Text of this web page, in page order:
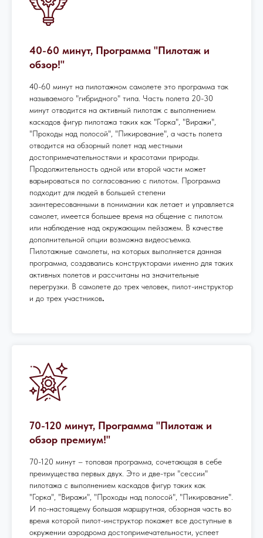
40-60 минут, Программа "Пилотаж и
обзор!"
40-60 минут на пилотажном самолете это программа так
называемого "гибридного" типа. Часть полета 20-30
минут отводится на активный пилотаж с выполнением
каскадов фигур пилотажа таких как "Горка", "Виражи",
"Проходы над полосой", "Пикирование", а часть полета
отводится на обзорный полет над местными
достопримечательностями и красотами природы.
Продолжительность одной или второй части может
варьироваться по согласованию с пилотом. Программа
подходит для людей в большей степени
заинтересованными в понимании как летает и управляется
самолет, имеется большее время на общение с пилотом
или наблюдение над окружающим пейзажем. В качестве
дополнительной опции возможна видеосъемка.
Пилотажные самолеты, на которых выполняется данная
программа, создавались конструкторами именно для таких
активных полетов и рассчитаны на значительные
перегрузки. В самолете до трех человек, пилот-инструктор
и до трех участников.
70-120 минут, Программа "Пилотаж и
обзор премиум!"
70-120 минут – топовая программа, сочетающая в себе
преимущества первых двух. Это и две-три "сессии"
пилотажа с выполнением каскадов фигур таких как
"Горка", "Виражи", "Проходы над полосой", "Пикирование".
И по-настоящему большая маршрутная, обзорная часть во
время которой пилот-инструктор покажет все доступные в
окружении аэродрома достопримечательности, успеет